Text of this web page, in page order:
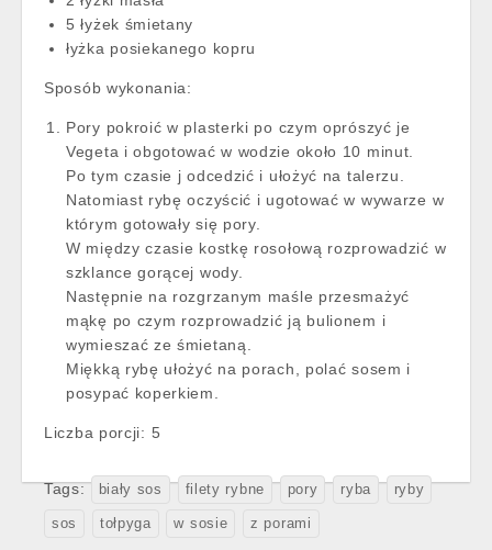
5 łyżek śmietany
łyżka posiekanego kopru
Sposób wykonania:
Pory pokroić w plasterki po czym oprószyć je
Vegeta i obgotować w wodzie około 10 minut.
Po tym czasie j odcedzić i ułożyć na talerzu.
Natomiast rybę oczyścić i ugotować w wywarze w
którym gotowały się pory.
W między czasie kostkę rosołową rozprowadzić w
szklance gorącej wody.
Następnie na rozgrzanym maśle przesmażyć
mąkę po czym rozprowadzić ją bulionem i
wymieszać ze śmietaną.
Miękką rybę ułożyć na porach, polać sosem i
posypać koperkiem.
Liczba porcji: 5
Tags: biały sos filety rybne pory ryba ryby
sos tołpyga w sosie z porami